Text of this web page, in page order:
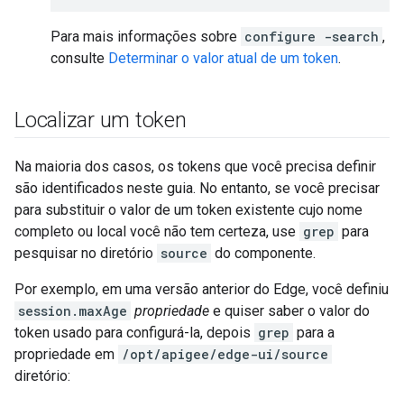
Para mais informações sobre configure -search ,
consulte Determinar o valor atual de um token.
Localizar um token
Na maioria dos casos, os tokens que você precisa definir
são identificados neste guia. No entanto, se você precisar
para substituir o valor de um token existente cujo nome
completo ou local você não tem certeza, use grep para
pesquisar no diretório source do componente.
Por exemplo, em uma versão anterior do Edge, você definiu
session.maxAge propriedade e quiser saber o valor do
token usado para configurá-la, depois grep para a
propriedade em /opt/apigee/edge-ui/source
diretório: